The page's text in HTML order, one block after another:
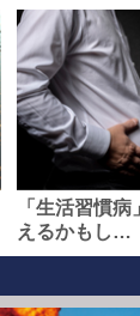
「生活習慣
えるかもし…